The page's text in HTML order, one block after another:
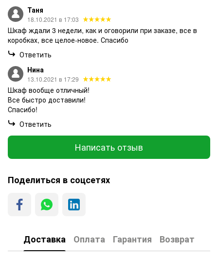
Таня
18.10.2021 в 17:03
Шкаф ждали 3 недели, как и оговорили при заказе, все в
коробках, все целое-новое. Спасибо
Ответить
Нина
13.10.2021 в 17:29
Шкаф вообще отличный!
Все быстро доставили!
Спасибо!
Ответить
Написать отзыв
Поделиться в соцсетях
Доставка Оплата Гарантия Возврат